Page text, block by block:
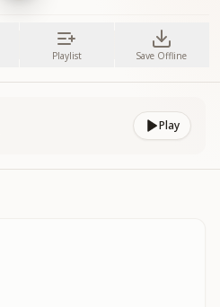
Playlist Save Offline
Play